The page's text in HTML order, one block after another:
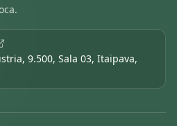
9.500, Sala 03, Itaipava,